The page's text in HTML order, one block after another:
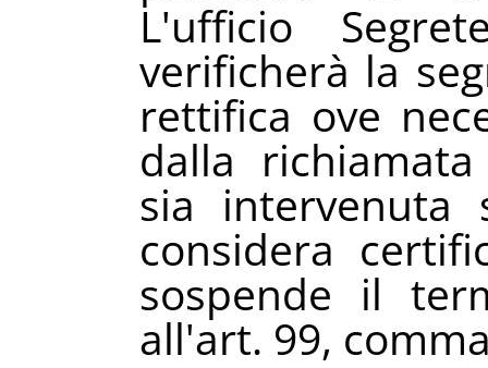
L'ufficio
verificherà la
rettifica ove
dalla
sia intervenuta
considera
sospende il
all'art. 99,